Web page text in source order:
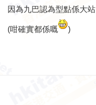
因為九巴認為型點係大站
(咁確實都係嘅 )